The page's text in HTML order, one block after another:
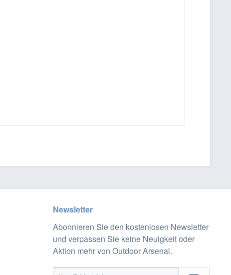
Newsletter
Abonnieren Sie den kostenlosen Newsletter
und verpassen Sie keine Neuigkeit oder
Aktion mehr von Outdoor Arsenal.